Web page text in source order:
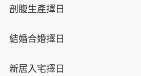
剖腹生產擇日
結婚合婚擇日
新居入宅擇日